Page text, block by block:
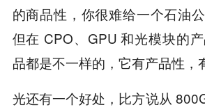
的商品性，你很难给一个石油公
但在 CPO、GPU 和光模块的
品都是不一样的，它有产品性，
光还有一个好处，比方说从